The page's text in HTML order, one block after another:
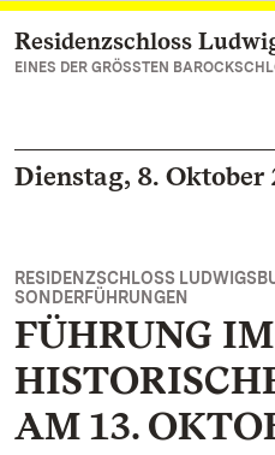
Zum Hauptinhalt
Residenzschloss
EINES DER GRÖSSTEN
Dienstag, 8. Oktober
RESIDENZSCHLOSS
SONDERFÜHRUNGEN
FÜHRUNG IM
AM 13.